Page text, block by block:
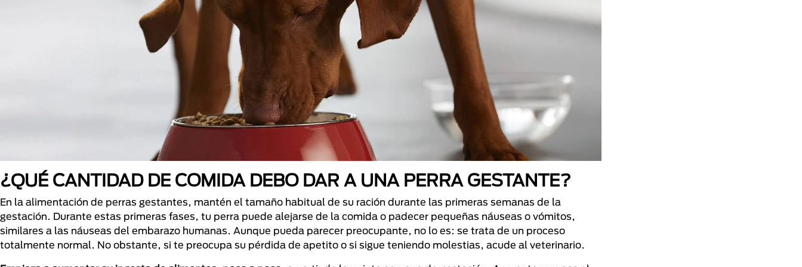
¿QUÉ CANTIDAD DE COMIDA DEBO DAR A UNA PERRA GESTANTE?
En la alimentación de perras gestantes, mantén el tamaño habitual de su ración durante las primeras semanas de la
gestación. Durante estas primeras fases, tu perra puede alejarse de la comida o padecer pequeñas náuseas o vómitos,
similares a las náuseas del embarazo humanas. Aunque pueda parecer preocupante, no lo es: se trata de un proceso
totalmente normal. No obstante, si te preocupa su pérdida de apetito o si sigue teniendo molestias, acude al veterinario.